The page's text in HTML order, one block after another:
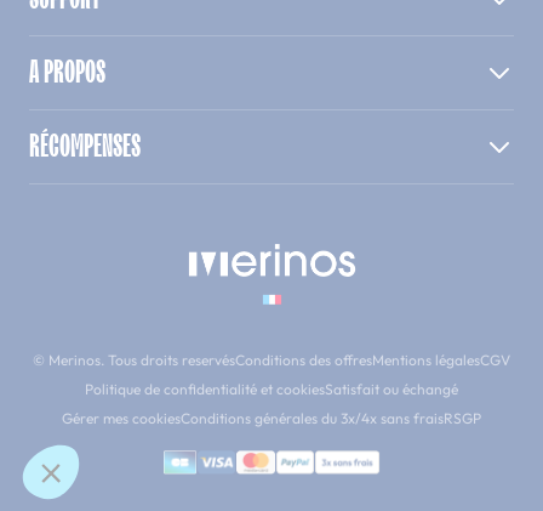
A PROPOS
RÉCOMPENSES
© Merinos. Tous droits reservésConditions des offresMentions légalesCGV
Politique de confidentialité et cookiesSatisfait ou échangé
Gérer mes cookiesConditions générales du 3x/4x sans fraisRSGP